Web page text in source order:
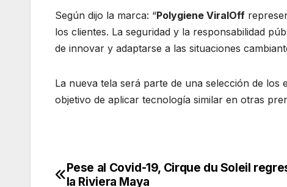
Según dijo la marca: “Polygiene ViralOff
los clientes. La seguridad y la responsabilidad
de innovar y adaptarse a las situaciones
La nueva tela será parte de una selección de los
objetivo de aplicar tecnología similar en otras
Navegación
Pese al Covid-19, Cirque du Soleil
la Riviera Maya